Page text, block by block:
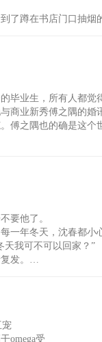
，
的。
了蹲在书店门口抽烟
，请问书店招工吗？”
头栽进他怀里，晕了。
毕业生，所有人都觉
商业新秀傅之隅的婚
傅之隅也的确是这个
。
一对。
之隅惊慌失措，
个人身边。
要他了。
一年冬天，沈春都小
天我可不可以回家？”
发。
在牧冬心口烙出来一
的名字。
狗受
宠
omega受